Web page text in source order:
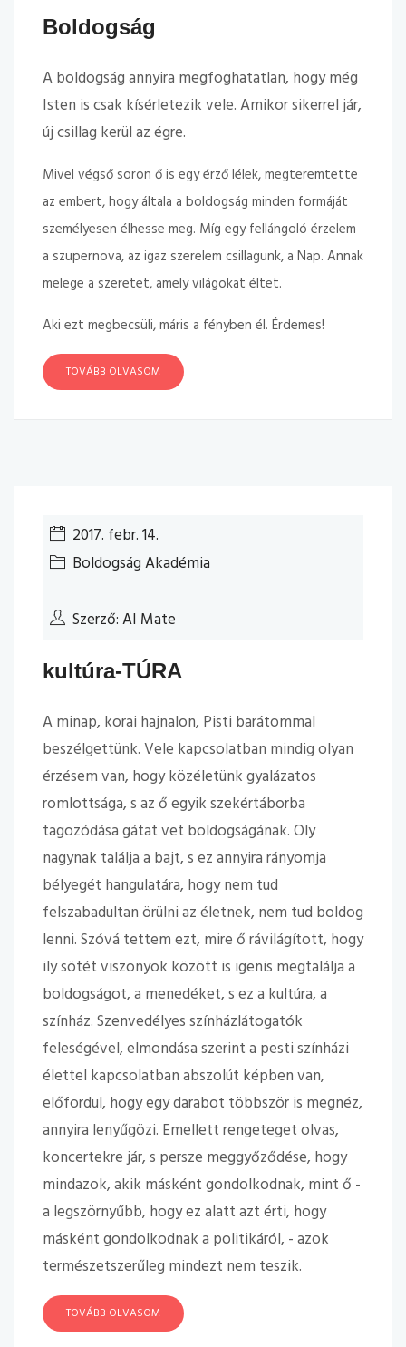
Boldogság
A boldogság annyira megfoghatatlan, hogy még
Isten is csak kísérletezik vele. Amikor sikerrel jár,
új csillag kerül az égre.
Mivel végső soron ő is egy érző lélek, megteremtette
az embert, hogy általa a boldogság minden formáját
személyesen élhesse meg. Míg egy fellángoló érzelem
a szupernova, az igaz szerelem csillagunk, a Nap. Annak
melege a szeretet, amely világokat éltet.
Aki ezt megbecsüli, máris a fényben él. Érdemes!
TOVÁBB OLVASOM
2017. febr. 14.
Boldogság Akadémia
Szerző: AI Mate
kultúra-TÚRA
A minap, korai hajnalon, Pisti barátommal
beszélgettünk. Vele kapcsolatban mindig olyan
érzésem van, hogy közéletünk gyalázatos
romlottsága, s az ő egyik szekértáborba
tagozódása gátat vet boldogságának. Oly
nagynak találja a bajt, s ez annyira rányomja
bélyegét hangulatára, hogy nem tud
felszabadultan örülni az életnek, nem tud boldog
lenni. Szóvá tettem ezt, mire ő rávilágított, hogy
ily sötét viszonyok között is igenis megtalálja a
boldogságot, a menedéket, s ez a kultúra, a
színház. Szenvedélyes színházlátogatók
feleségével, elmondása szerint a pesti színházi
élettel kapcsolatban abszolút képben van,
előfordul, hogy egy darabot többször is megnéz,
annyira lenyűgözi. Emellett rengeteget olvas,
koncertekre jár, s persze meggyőződése, hogy
mindazok, akik másként gondolkodnak, mint ő -
a legszörnyűbb, hogy ez alatt azt érti, hogy
másként gondolkodnak a politikáról, - azok
természetszerűleg mindezt nem teszik.
TOVÁBB OLVASOM